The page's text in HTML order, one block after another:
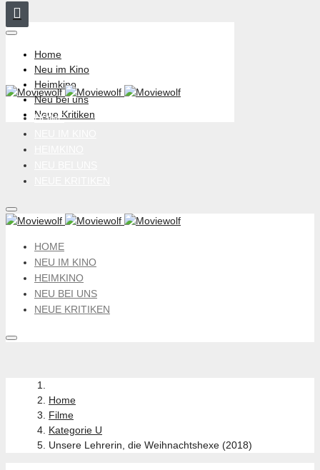
Home
Neu im Kino
Heimkino
Neu bei uns
Neue Kritiken
HOME
HOME
NEU IM KINO
HEIMKINO
NEU BEI UNS
NEUE KRITIKEN
Home
Filme
Kategorie U
Unsere Lehrerin, die Weihnachtshexe (2018)